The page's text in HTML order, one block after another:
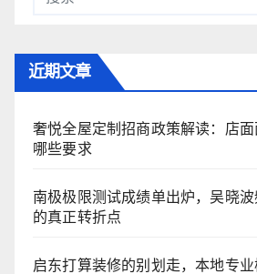
近期文章
奢悦全屋定制招商政策解读：店
哪些要求
南极极限测试成绩单出炉，吴晓
的真正转折点
启东打算装修的别划走，本地专